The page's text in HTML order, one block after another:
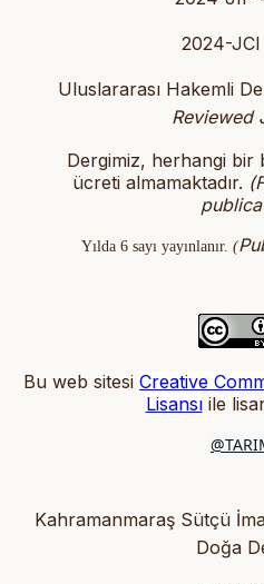
2024-JCI
Uluslararası Hakemli
Reviewed
Dergimiz, herhangi bir
ücreti almamaktadır. (
Yılda 6 sayı yayınlanır. (
Bu web sitesi Creative
Lisansıile
Kahramanmaraş Sütçü
Doğa